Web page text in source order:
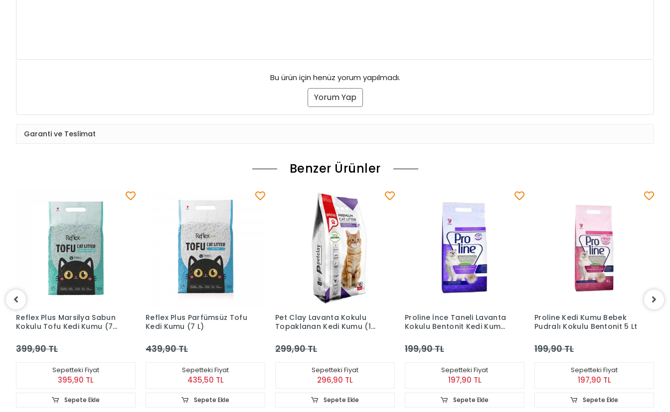
Bu ürün için henüz yorum yapılmadı.
Yorum Yap
Garanti ve Teslimat
Benzer Ürünler
Reflex Plus Parfümsüz Tofu
Kedi Kumu (7 L)
439,90 TL
Sepetteki Fiyat
435,50 TL
Sepete Ekle
Pet Clay Lavanta Kokulu
Topaklanan Kedi Kumu (10
299,90 TL
Sepetteki Fiyat
296,90 TL
Sepete Ekle
Proline İnce Taneli Lavanta
Kokulu Bentonit Kedi Kumu
199,90 TL
Sepetteki Fiyat
197,90 TL
Sepete Ekle
Proline Kedi Kumu Bebek
Pudralı Kokulu Bentonit 5 Lt
199,90 TL
Sepetteki Fiyat
197,90 TL
Sepete Ekle
Proline İnce Taneli
Parfümsüz Bentonit Kedi
400,90 TL
Sepetteki Fiyat
396,89 TL
Sepete Ekle